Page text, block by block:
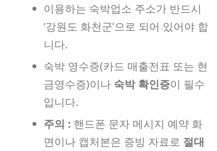
이용하는 숙박업소 주소가 반드시
‘강원도 화천군’으로 되어 있어야 합
니다.
숙박 영수증(카드 매출전표 또는 현
금영수증)이나 숙박 확인증이 필수
입니다.
주의 : 핸드폰 문자 메시지 예약 화
면이나 캡처본은 증빙 자료로 절대